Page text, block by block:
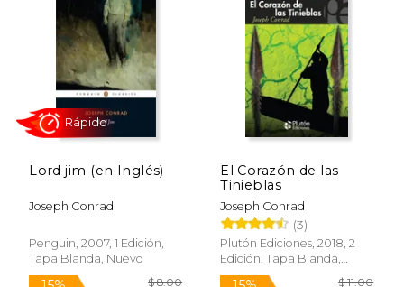
Lord jim (en Inglés)
Joseph Conrad
Penguin, 2007, 1 Edición,
Tapa Blanda, Nuevo
El Corazón de las
Tinieblas
Joseph Conrad
(3)
Plutón Ediciones, 2018, 2
Edición, Tapa Blanda,
Nuevo